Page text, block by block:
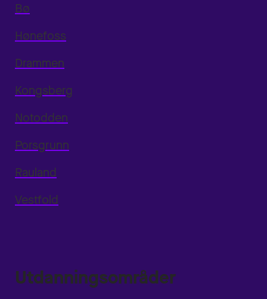
Bø
Hønefoss
Drammen
Kongsberg
Notodden
Porsgrunn
Rauland
Vestfold
Utdanningsområder